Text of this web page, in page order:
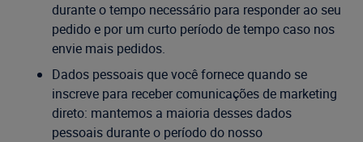
durante o tempo necessário para responder ao seu
pedido e por um curto período de tempo caso nos
envie mais pedidos.
Dados pessoais que você fornece quando se
inscreve para receber comunicações de marketing
direto: mantemos a maioria desses dados
pessoais durante o período do nosso